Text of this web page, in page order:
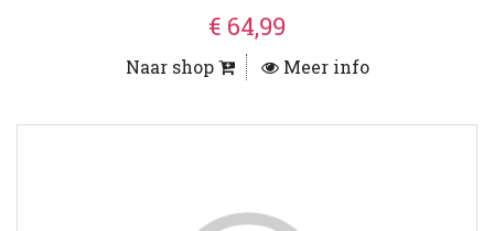
€ 64,99
Naar shop Meer info